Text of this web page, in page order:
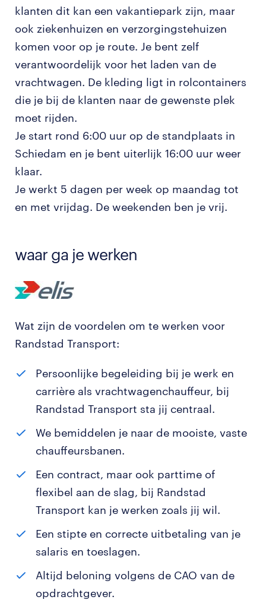
klanten dit kan een vakantiepark zijn, maar
ook ziekenhuizen en verzorgingstehuizen
komen voor op je route. Je bent zelf
verantwoordelijk voor het laden van de
vrachtwagen. De kleding ligt in rolcontainers
die je bij de klanten naar de gewenste plek
moet rijden.
Je start rond 6:00 uur op de standplaats in
Schiedam en je bent uiterlijk 16:00 uur weer
klaar.
Je werkt 5 dagen per week op maandag tot
en met vrijdag. De weekenden ben je vrij.
waar ga je werken
Wat zijn de voordelen om te werken voor
Randstad Transport:
Persoonlijke begeleiding bij je werk en
carrière als vrachtwagenchauffeur, bij
Randstad Transport sta jij centraal.
We bemiddelen je naar de mooiste, vaste
chauffeursbanen.
Een contract, maar ook parttime of
flexibel aan de slag, bij Randstad
Transport kan je werken zoals jij wil.
Een stipte en correcte uitbetaling van je
salaris en toeslagen.
Altijd beloning volgens de CAO van de
opdrachtgever.